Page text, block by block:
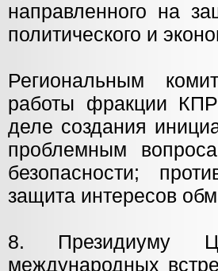
направленного на
политического и
Региональным
работы фракции
деле создания
проблемным
безопасности;
защита интересов
8. Президиуму
международных